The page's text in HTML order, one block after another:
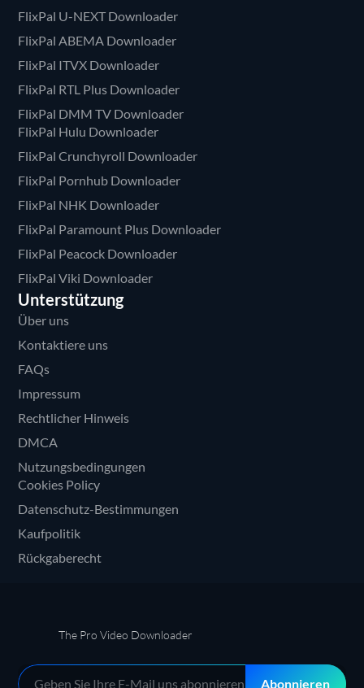
FlixPal U-NEXT Downloader
FlixPal ABEMA Downloader
FlixPal ITVX Downloader
FlixPal RTL Plus Downloader
FlixPal DMM TV Downloader
FlixPal Hulu Downloader
FlixPal Crunchyroll Downloader
FlixPal Pornhub Downloader
FlixPal NHK Downloader
FlixPal Paramount Plus Downloader
FlixPal Peacock Downloader
FlixPal Viki Downloader
Unterstützung
Über uns
Kontaktiere uns
FAQs
Impressum
Rechtlicher Hinweis
DMCA
Nutzungsbedingungen
Cookies Policy
Datenschutz-Bestimmungen
Kaufpolitik
Rückgaberecht
The Pro Video Downloader
Abonnieren